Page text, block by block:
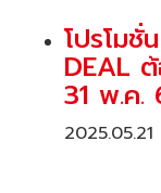
โปรโมชั่
DEAL
31 พ.ค.
2025.05.21